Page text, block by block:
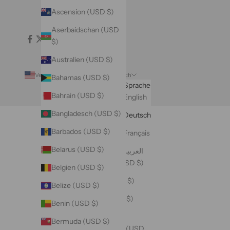
Ascension (USD $)
Aserbaidschan (USD
$)
Australien (USD $)
Bahamas (USD $)
Bahrain (USD $)
Bangladesch (USD $)
Barbados (USD $)
Belarus (USD $)
Belgien (USD $)
Belize (USD $)
Benin (USD $)
Bermuda (USD $)
Vereinigte Staaten (USD $)
Äquatorialguinea
(USD $)
Äthiopien (USD $)
Afghanistan (USD $)
Ålandinseln (USD $)
Albanien (USD $)
Algerien (USD $)
Amerikanische
Deutsch
Sprache
English
Deutsch
Français
العربية